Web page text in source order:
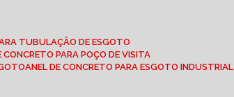
TUBULAÇÃO DE ESGOTO
CONCRETO PARA POÇO DE VISITA
ANEL DE CONCRETO PARA ESGOTO INDUSTRIAL